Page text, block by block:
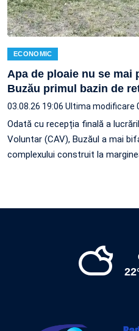
ECONOMIC
Apa de ploaie nu se mai
Buzău primul bazin de
03.08.26 19:06 Ultima modificare
Odată cu recepția finală a
Voluntar (CAV), Buzăul a mai
complexului construit la